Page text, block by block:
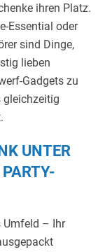
ihren Platz.
Essential oder
sind Dinge,
lieben
Gadgets zu
gleichzeitig
UNTER
Umfeld – Ihr